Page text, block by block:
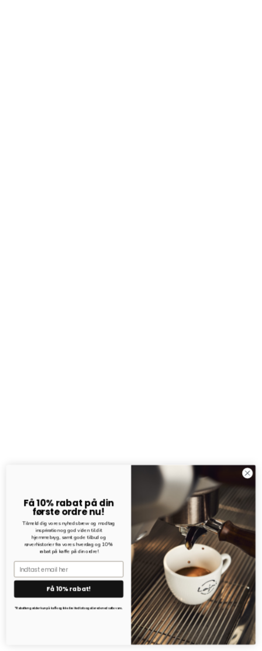
Få 10% rabat på din
første ordre nu!
Tilmeld dig vores nyhedsbrew og modtag
inspriration og god viden til dit
hjemmebryg, samt gode tilbud og
røverhistorier fra vores hverdag og 10%
rabat på kaffe på din ordre!
Email
Få 10% rabat!
*Rabatten gælder kun på kaffe og ikke limited lots og allerede nedsatte vare.